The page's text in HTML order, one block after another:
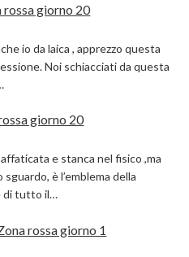
rossa giorno 20
io da laica , apprezzo questa
Noi schiacciati da questa
giorno 20
e stanca nel fisico ,ma
è l’emblema della
di tutto il…
rossa giorno 1